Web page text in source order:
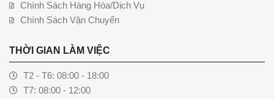
Chính Sách Hàng Hóa/Dịch Vụ
Chính Sách Vận Chuyển
THỜI GIAN LÀM VIỆC
T2 - T6: 08:00 - 18:00
T7: 08:00 - 12:00